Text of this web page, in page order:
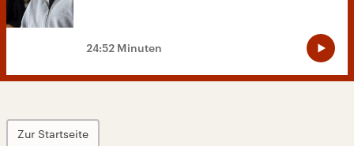
24:52 Minuten
Zur Startseite